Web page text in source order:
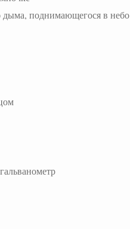
дыма, поднимающегося в небо